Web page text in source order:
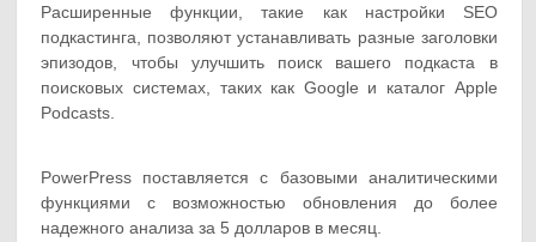
Расширенные функции, такие как настройки SEO
подкастинга, позволяют устанавливать разные заголовки
эпизодов, чтобы улучшить поиск вашего подкаста в
поисковых системах, таких как Google и каталог Apple
Podcasts.
PowerPress поставляется с базовыми аналитическими
функциями с возможностью обновления до более
надежного анализа за 5 долларов в месяц.